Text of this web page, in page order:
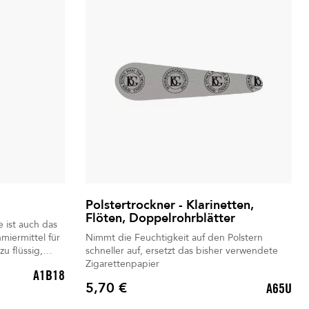
ist auch das
für
zuA1B18
Polstertrockner - Klarinetten,
Flöten, Doppelrohrblätter
Nimmt die Feuchtigkeit auf den Polstern
schneller auf, ersetzt das bisher verwendete
Zigarettenpapier
Preis
5,70 € A65U